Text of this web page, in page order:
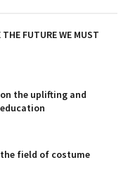
FUTURE WE MUST
the uplifting and
field of costume